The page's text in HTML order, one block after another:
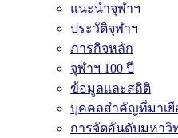
แนะนำจุฬาฯ
ประวัติจุฬาฯ
ภารกิจหลัก
จุฬาฯ 100 ปี
ข้อมูลและสถิติ
บุคคลสำคัญที่มาเยื
การจัดอันดับมหาวิ